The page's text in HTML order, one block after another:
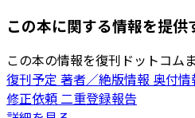
この本に関する情報を提供
この本の情報を復刊ドットコム
復刊予定 著者／絶版情報 奥付情
修正依頼二重登録報告